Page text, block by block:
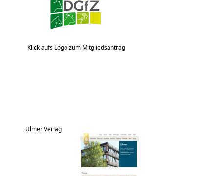
Klick aufs Logo zum Mitgliedsantrag
Ulmer Verlag